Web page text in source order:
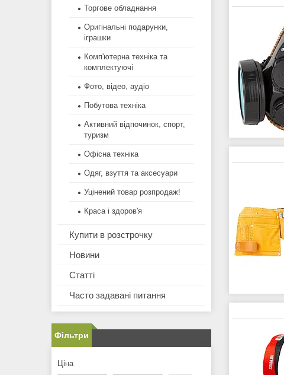
Торгове обладнання
Оригінальні подарунки,
іграшки
Комп'ютерна техніка та
комплектуючі
Фото, відео, аудіо
Побутова техніка
Активний відпочинок, спорт,
туризм
Офісна техніка
Одяг, взуття та аксесуари
Уцінений товар розпродаж!
Краса і здоров'я
Купити в розстрочку
Новини
Статті
Часто задавані питання
Фільтри
Ціна